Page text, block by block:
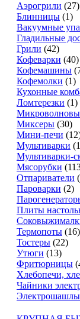
Аэрогрили (27)
Блинницы (1)
Вакуумные
Гладильные
Грили (42)
Кофеварки (40)
Кофемашины
Кофемолки (1)
Кухонные
Ломтерезки (1)
Миксеры (30)
Мини-печи
Мультиварки
Мультиварки-
Мясорубки
Отпариватели
Пароварки (2)
Плиты
Термопоты (16)
Тостеры (22)
Утюги (13)
Фритюрницы
Хлебопечи,
Чайники